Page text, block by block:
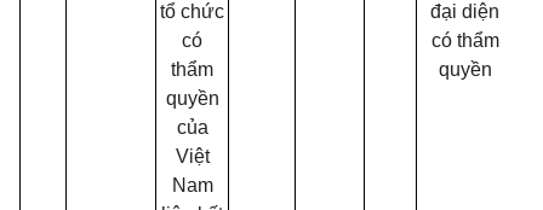
tổ chức
có
thẩm
quyền
của
Việt
Nam
đại diện
có thẩm
quyền